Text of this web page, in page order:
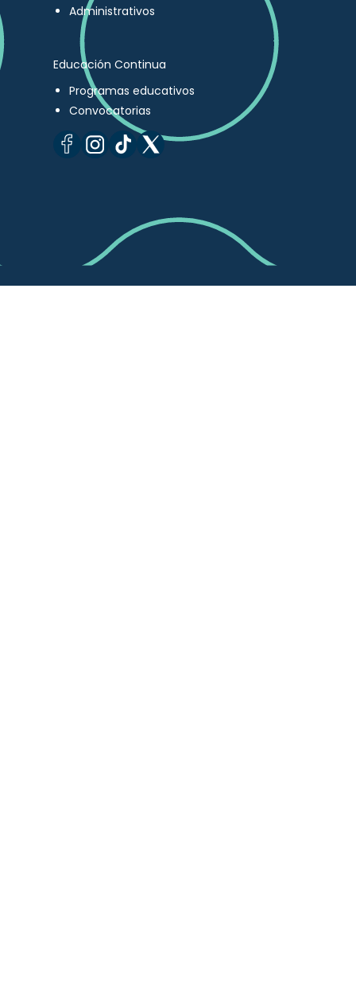
Administrativos
Educación Continua
Programas educativos
Convocatorias